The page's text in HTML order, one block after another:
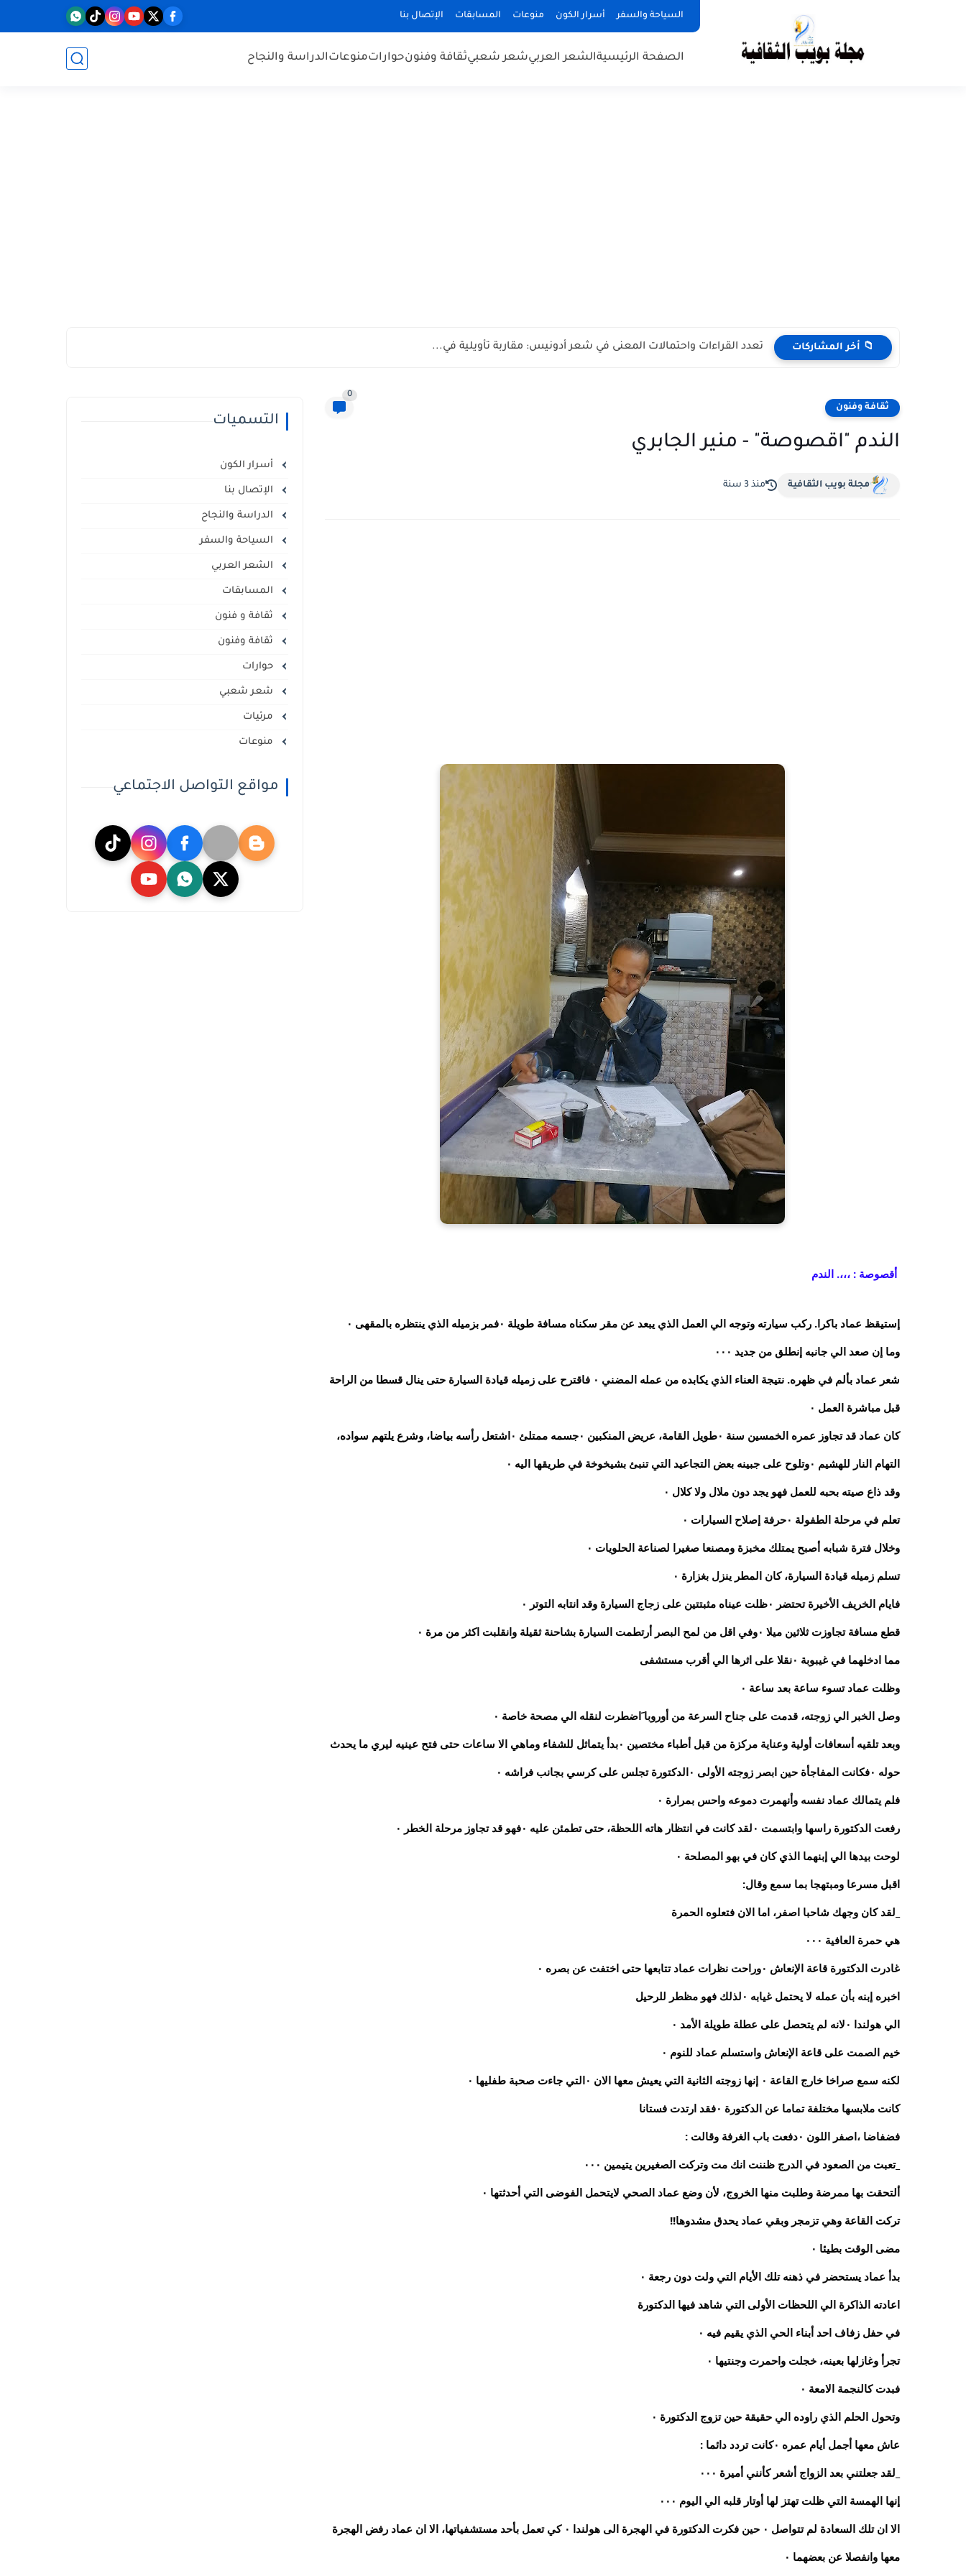
السياحة والسفر أسرار الكون منوعات المسابقات الإتصال بنا
الصفحة الرئيسيةالشعر العربيشعر شعبيثقافة وفنونحواراتمنوعاتالدراسة والنجاح
📁 أخر المشاركات تعدد القراءات واحتمالات المعنى في شعر أدونيس: مقاربة تأويلية في...
ثقافة وفنون
0
الندم "اقصوصة" - منير الجابري
مجلة بويب الثقافية منذ 3 سنة
أقصوصة : ،،،. الندم
إستيقظ عماد باكرا. ركب سيارته وتوجه الي العمل الذي يبعد عن مقر سكناه مسافة طويلة ٠فمر بزميله الذي ينتظره بالمقهى ٠
وما إن صعد الي جانبه إنطلق من جديد ٠٠٠
شعر عماد بألم في ظهره. نتيجة العناء الذي يكابده من عمله المضني ٠ فاقترح على زميله قيادة السيارة حتى ينال قسطا من الراحة
قبل مباشرة العمل ٠
كان عماد قد تجاوز عمره الخمسين سنة ٠طويل القامة، عريض المنكبين ٠جسمه ممتلئ ٠اشتعل رأسه بياضا، وشرع يلتهم سواده،
التهام النار للهشيم ٠وتلوح على جبينه بعض التجاعيد التي تنبئ بشيخوخة في طريقها اليه ٠
وقد ذاع صيته بحبه للعمل فهو يجد دون ملال ولا كلال ٠
تعلم في مرحلة الطفولة ٠حرفة إصلاح السيارات ٠
وخلال فترة شبابه أصبح يمتلك مخبزة ومصنعا صغيرا لصناعة الحلويات ٠
تسلم زميله قيادة السيارة، كان المطر ينزل بغزارة ٠
فايام الخريف الأخيرة تحتضر ٠ظلت عيناه مثبتتين على زجاج السيارة وقد انتابه التوتر ٠
قطع مسافة تجاوزت ثلاثين ميلا ٠وفي اقل من لمح البصر أرتطمت السيارة بشاحنة ثقيلة وانقلبت اكثر من مرة ٠
مما ادخلهما في غيبوبة ٠نقلا على اثرها الي أقرب مستشفى
وظلت عماد تسوء ساعة بعد ساعة ٠
وصل الخبر الي زوجته، قدمت على جناح السرعة من أوروبا َاضطرت لنقله الي مصحة خاصة ٠
وبعد تلقيه أسعافات أولية وعناية مركزة من قبل أطباء مختصين ٠بدأ يتماثل للشفاء وماهي الا ساعات حتى فتح عينيه ليري ما يحدث
حوله ٠فكانت المفاجأة حين ابصر زوجته الأولى ٠الدكتورة تجلس على كرسي بجانب فراشه ٠
فلم يتمالك عماد نفسه وأنهمرت دموعه واحس بمرارة ٠
رفعت الدكتورة راسها وابتسمت ٠لقد كانت في انتظار هاته اللحظة، حتى تطمئن عليه ٠فهو قد تجاوز مرحلة الخطر ٠
لوحت بيدها الي إبنهما الذي كان في بهو المصلحة ٠
اقبل مسرعا ومبتهجا بما سمع وقال:
_لقد كان وجهك شاحبا اصفر، اما الان فتعلوه الحمرة
هي حمرة العافية ٠٠٠
غادرت الدكتورة قاعة الإنعاش ٠وراحت نظرات عماد تتابعها حتى اختفت عن بصره ٠
اخبره إبنه بأن عمله لا يحتمل غيابه ٠لذلك فهو مظطر للرحيل
الي هولندا ٠لانه لم يتحصل على عطلة طويلة الأمد ٠
خيم الصمت على قاعة الإنعاش واستسلم عماد للنوم ٠
لكنه سمع صراخا خارج القاعة ٠ إنها زوجته الثانية التي يعيش معها الان ٠التي جاءت صحبة طفليها ٠
كانت ملابسها مختلفة تماما عن الدكتورة ٠فقد ارتدت فستانا
فضفاضا ،اصفر اللون ٠دفعت باب الغرفة وقالت :
_تعبت من الصعود في الدرج ظننت انك مت وتركت الصغيرين يتيمين ٠٠٠
ألتحقت بها ممرضة وطلبت منها الخروج، لأن وضع عماد الصحي لايتحمل الفوضى التي أحدثتها ٠
تركت القاعة وهي تزمجر وبقي عماد يحدق مشدوها!!
مضى الوقت بطيئا ٠
بدأ عماد يستحضر في ذهنه تلك الأيام التي ولت دون رجعة ٠
اعادته الذاكرة الي اللحظات الأولى التي شاهد فيها الدكتورة
في حفل زفاف احد أبناء الحي الذي يقيم فيه ٠
تجرأ وغازلها بعينه، خجلت واحمرت وجنتيها ٠
فبدت كالنجمة الامعة ٠
وتحول الحلم الذي راوده الي حقيقة حين تزوج الدكتورة ٠
عاش معها أجمل أيام عمره ٠كانت تردد دائما :
_لقد جعلتني بعد الزواج أشعر كأنني أميرة ٠٠٠
إنها الهمسة التي ظلت تهتز لها أوتار قلبه الي اليوم ٠٠٠
الا ان تلك السعادة لم تتواصل ٠ حين فكرت الدكتورة في الهجرة الى هولندا ٠ كي تعمل بأحد مستشفياتها، الا ان عماد رفض الهجرة
معها وانفصلا عن بعضهما ٠
التسميات
أسرار الكون
الإتصال بنا
الدراسة والنجاح
السياحة والسفر
الشعر العربي
المسابقات
ثقافة و فنون
ثقافة وفنون
حوارات
شعر شعبي
مرئيات
منوعات
مواقع التواصل الاجتماعي